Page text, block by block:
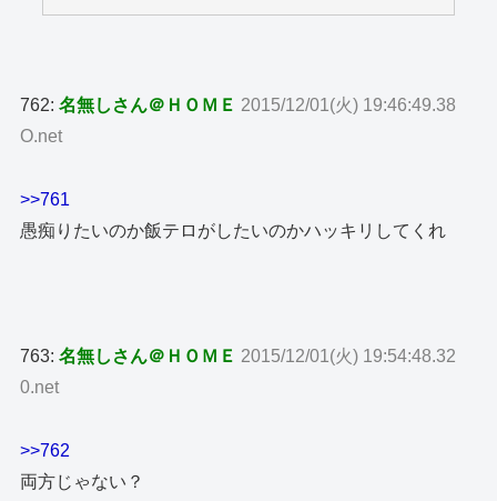
762:名無しさん＠ＨＯＭＥ 2015/12/01(火) 19:46:49.38
O.net
>>761
愚痴りたいのか飯テロがしたいのかハッキリしてくれ
763:名無しさん＠ＨＯＭＥ 2015/12/01(火) 19:54:48.32
0.net
>>762
両方じゃない？